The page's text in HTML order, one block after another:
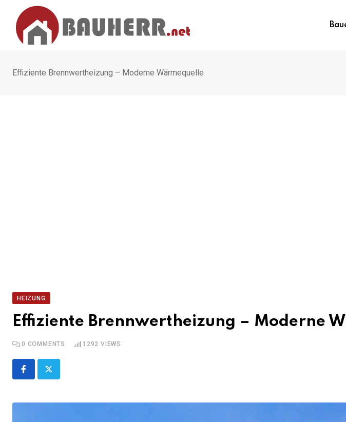
content
Effiziente Brennwertheizung – Moderne Wärmequelle
HEIZUNG
Effiziente Brennwertheizung – Moderne
0 COMMENTS 1292 VIEWS